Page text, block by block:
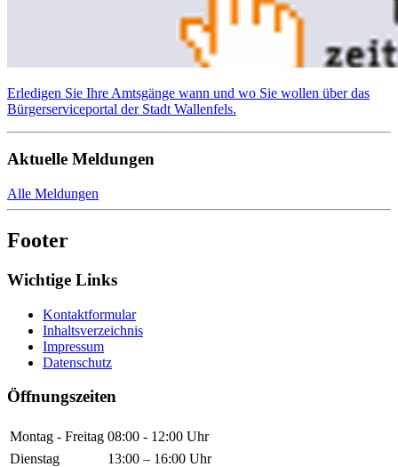
Erledigen Sie Ihre Amtsgänge wann und wo Sie wollen über das
Bürgerserviceportal der Stadt Wallenfels.
Aktuelle Meldungen
Alle Meldungen
Footer
Wichtige Links
Kontaktformular
Inhaltsverzeichnis
Impressum
Datenschutz
Öffnungszeiten
Montag - Freitag 08:00 - 12:00 Uhr
Dienstag
13:00 – 16:00 Uhr